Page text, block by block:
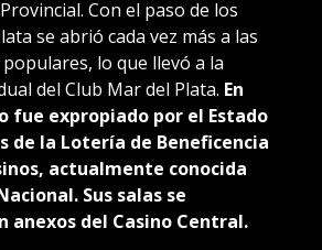
Con el paso de los
se abrió cada vez más a las
populares, lo que llevó a la
del Club Mar del Plata. En
fue expropiado por el Estado
de la Lotería de Beneficencia
actualmente conocida
Sus salas se
anexos del Casino Central.